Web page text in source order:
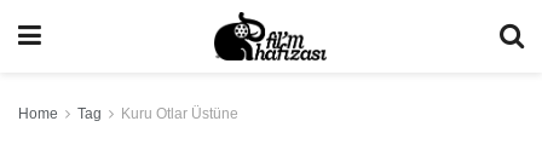
Home Tag Kuru Otlar Üstüne